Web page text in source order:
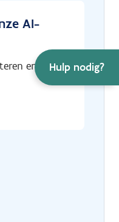
Hulp nodig?
AI-
en af te